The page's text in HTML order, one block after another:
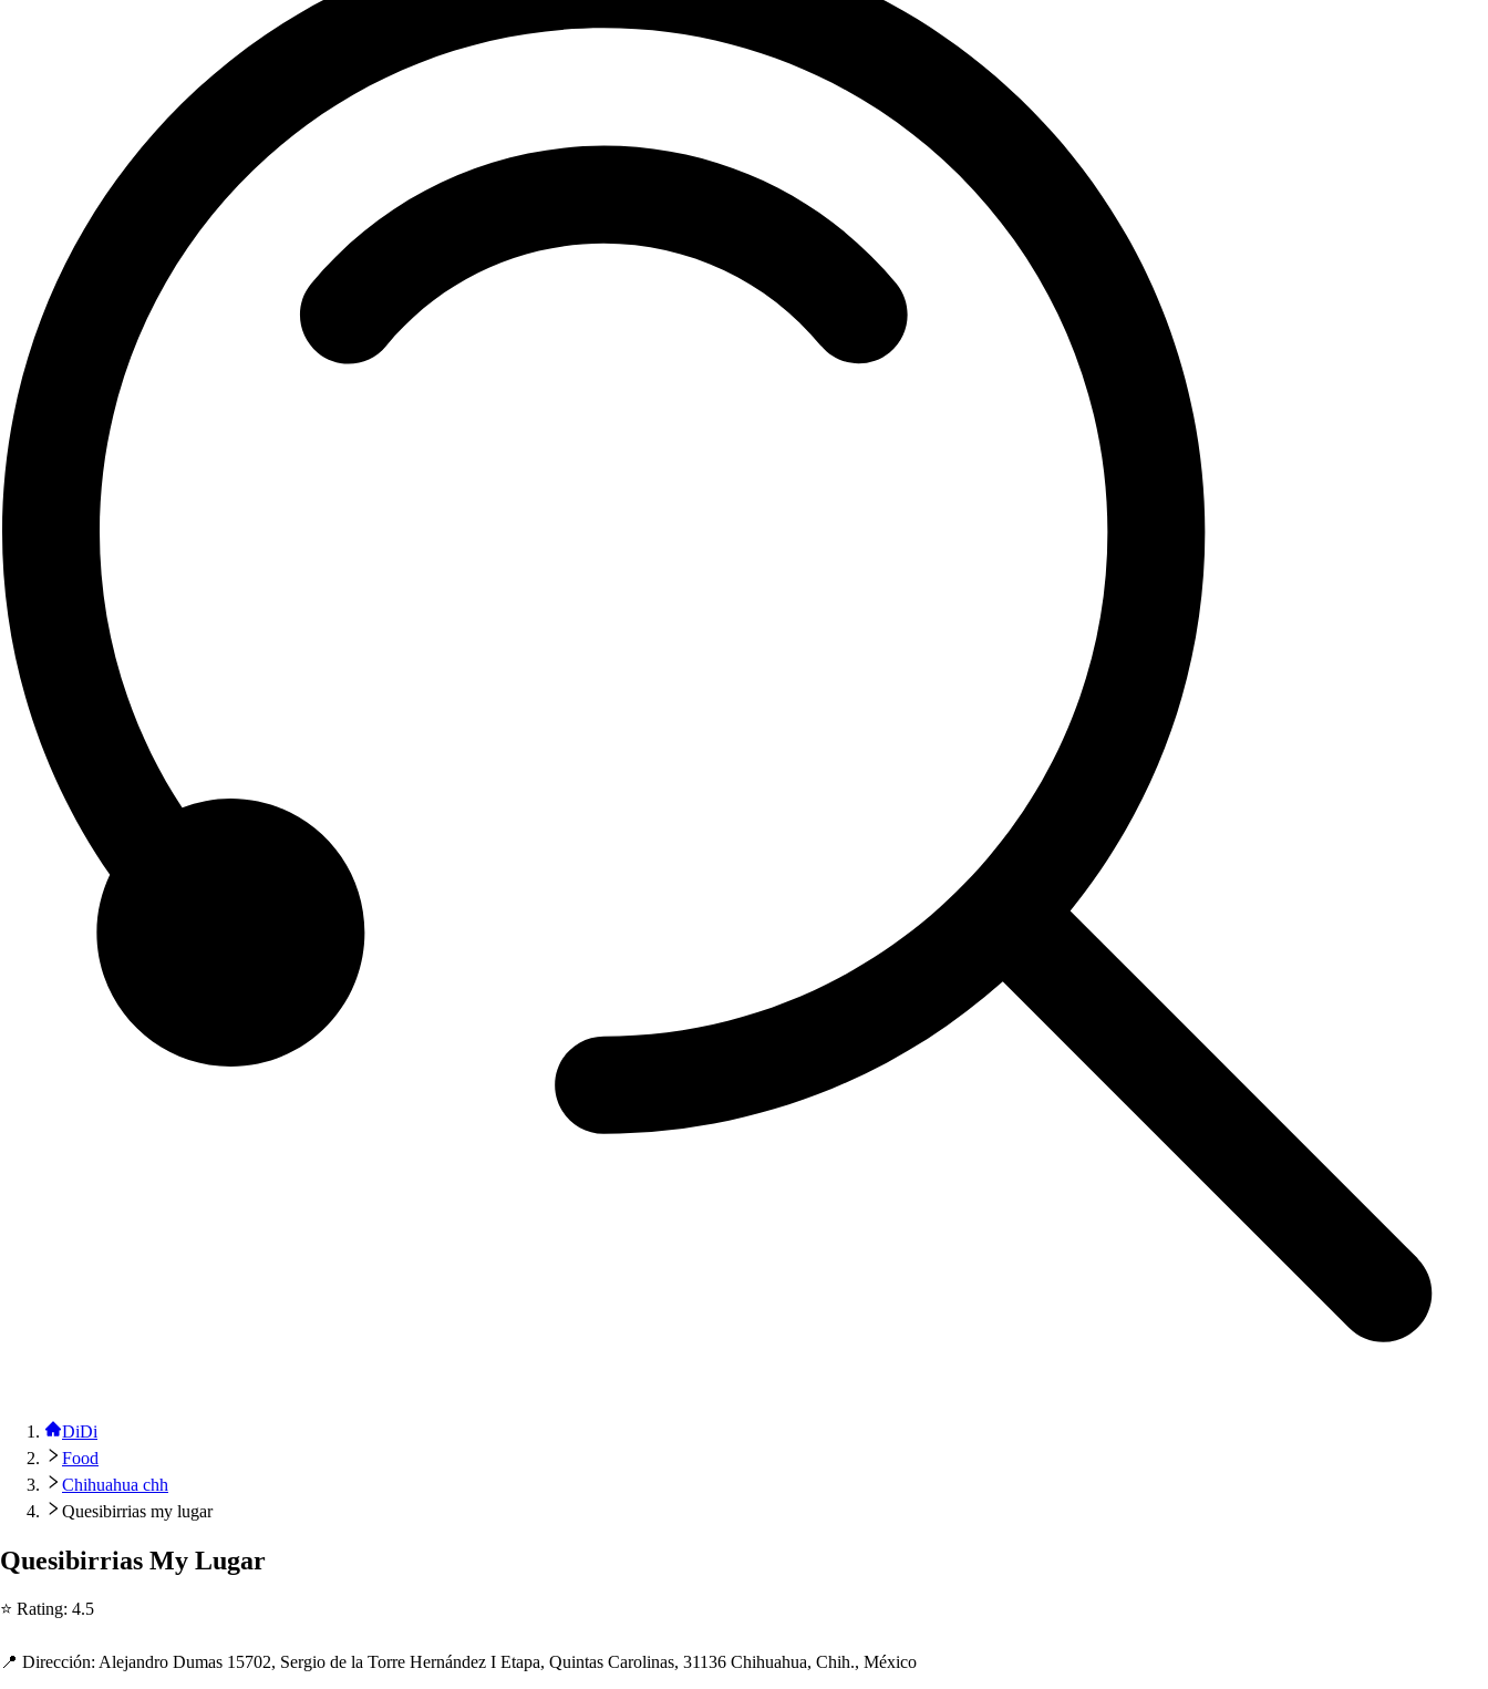
DiDi
Food
Chihuahua chh
Quesibirrias my lugar
Quesibirrias My Lugar
⭐ Rating: 4.5
📍 Dirección: Alejandro Dumas 15702, Sergio de la Torre Hernández I Etapa, Quintas Carolinas, 31136 Chihuahua, Chih., México